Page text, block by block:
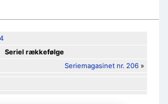
Seriel rækkefølge
Seriemagasinet nr. 206 »